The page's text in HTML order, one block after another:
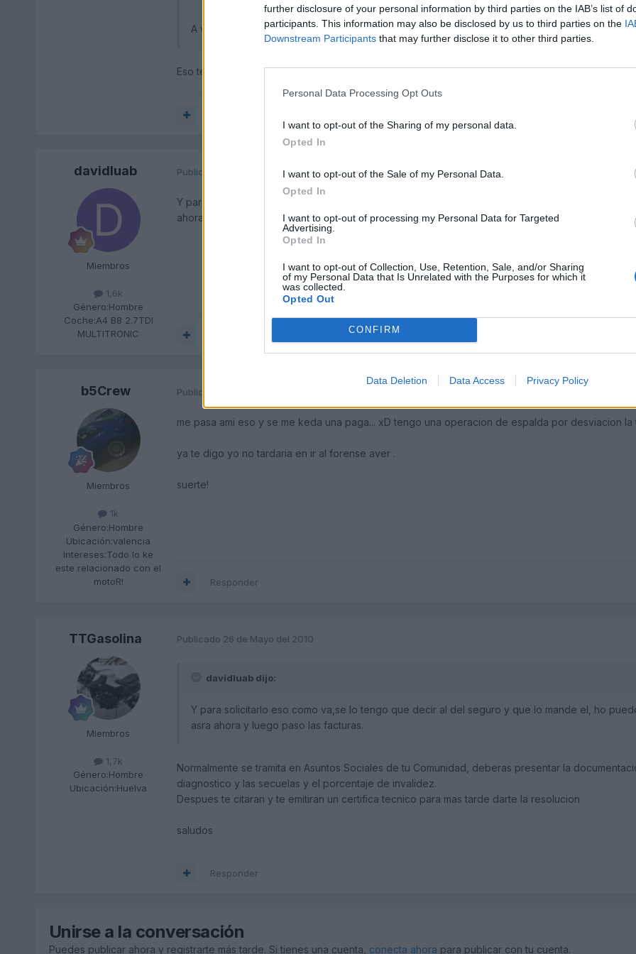
further disclosure of your personal information by third parties on the IAB’s list of
participants. This information may also be disclosed by us to third parties on the
Downstream Participants that may further disclose it to other third parties.
Personal Data Processing Opt Outs
I want to opt-out of the Sharing of my personal data.
Opted In
I want to opt-out of the Sale of my Personal Data.
Opted In
I want to opt-out of processing my Personal Data for Targeted
Advertising.
Opted In
I want to opt-out of Collection, Use, Retention, Sale, and/or Sharing
of my Personal Data that Is Unrelated with the Purposes for which it
was collected.
Opted Out
CONFIRM
Data Deletion Data Access Privacy Policy
A ver que decis SALUDOS
Eso te los tiene que dar el forense si no me equivoco haciendo una evaluacion de las secuelas,
davidluab
Miembros
1,6k
Género:Hombre
Coche:A4 B8 2.7TDI
MULTITRONIC
Publicado 26 de Mayo del 2010
Y para solicitarlo eso como va,se lo tengo que decir al del seguro y que lo mande el, ho puedo
ahora y luego paso las facturas.
b5Crew
Miembros
1k
Género:Hombre
Ubicación:valencia
Intereses:Todo lo ke
este relacionado con el
motoR!
Publicado
me pasa ami eso y se me keda una paga... xD tengo una operacion de espalda por desviacion
ya te digo yo no tardaria en ir al forense aver .
suerte!
Responder
TTGasolina
Miembros
1,7k
Género:Hombre
Ubicación:Huelva
Publicado 26 de Mayo del 2010
davidluab dijo:
Y para solicitarlo eso como va,se lo tengo que decir al del seguro y que lo mande el, ho
asra ahora y luego paso las facturas.
Normalmente se tramita en Asuntos Sociales de tu Comunidad, deberas presentar la
diagnostico y las secuelas y el porcentaje de invalidez.
Despues te citaran y te emitiran un certifica tecnico para mas tarde darte la resolucion
saludos
Responder
Unirse a la conversación
Puedes publicar ahora y registrarte más tarde. Si tienes una cuenta, conecta ahora para publicar con tu cuenta.